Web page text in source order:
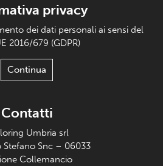
privacy
dei dati personali ai sensi del
2016/679 (GDPR)
Continua
Contatti
Umbria srl
Stefano Snc – 06033
Collemancio